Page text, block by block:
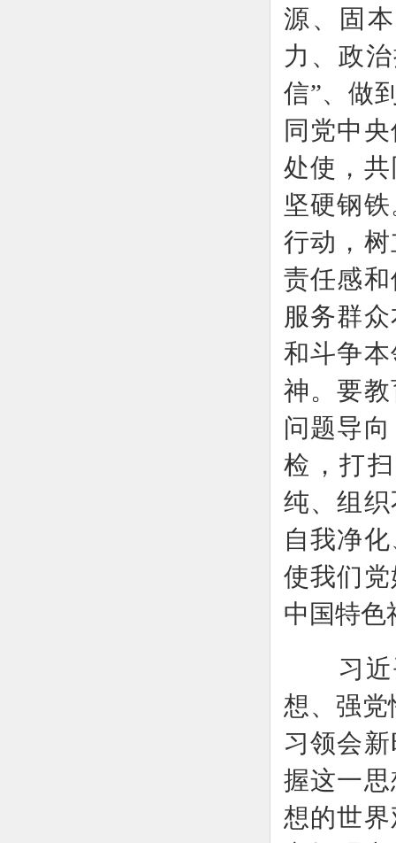
源、固
力、政
信”、做
同党中
处使，
坚硬钢
行动，
责任感
服务群
和斗争
神。要
问题导
检，打
纯、组
自我净
使我们
中国特色
习近平
想、强党
习领会
握这一
想的世